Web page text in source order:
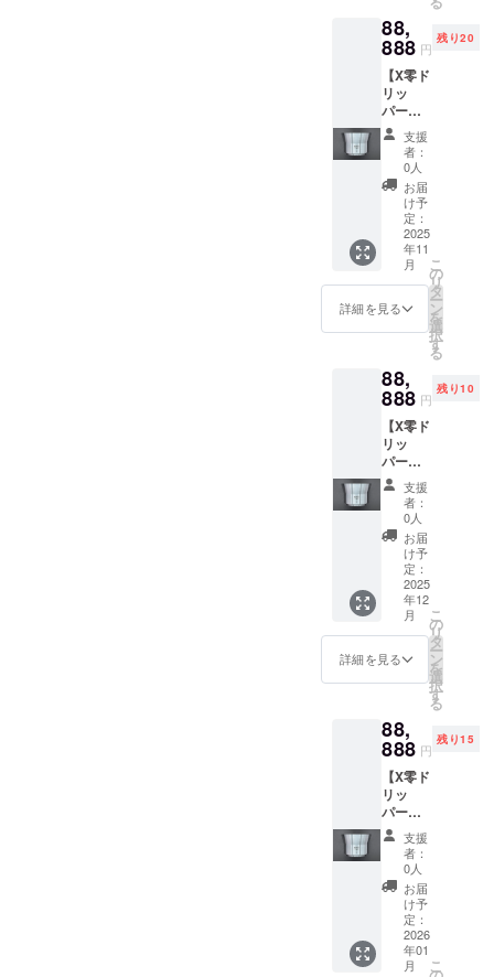
た場合
は、掲
載をお
断りす
る場合
がござ
いま
す。予
めご了
承くだ
さい。
する限
り掲載
・掲載
方法：
文字の
み／サ
イズ：
小／
2025年
09月〜
★H2Ox
ビュー
記念ス
テッ
カー(小)
・サイ
ズ：
◎備考
欄に以
下のご
記入を
お願い
しま
す。 ・
告知
ページ
に掲載
するお
名前 or
ニック
ネーム
※商品の
日本国
内に限
きま
す。 ※
お名前
or ニッ
クネー
ムで
あって
も公序
良俗に
反する
など当
方が相
応しく
ないと
(AT-1)
★H2Ox
零のデ
ビュー
告知
ページ
に支援
者様の
お名前
を掲載
しま
す。 ・
掲載期
間：
H2Ox零
デ
ビュー
する限
り掲載
・掲載
方法：
文字の
み／サ
イズ：
小／
2025年
09月〜
★H2Ox
ビュー
記念ス
テッ
カー(小)
・サイ
ズ：
◎備考
欄に以
下のご
記入を
お願い
しま
す。 ・
告知
ページ
に掲載
するお
名前 or
ニック
ネーム
(大)】
★X零ド
リッ
パー ・
Aタイプ
(オール
ヘアラ
イン仕
様) or B
タイプ
(部分研
磨仕
様：天
面＋中
面) ・数
量
：1点
D104×
H72mm
・重
量
：約
200g ・
アタッ
チメン
ト：2個
(AT-1,
AT-2) ★
試作ア
タッチ
メン
ト：2個
(AT-3,
AT-4)
★H2Ox
告知
ページ
に支援
者様の
お名前
を掲載
しま
す。 ・
掲載期
間：
H2Ox零
ビュー
告知
88,
888 円
残り20
【X零ド
リッ
パー
AorBタ
イプ＋
試作ア
タッチ
メント
＋デ
ビュー
告知
ページ
お名前
掲載(小)
＋ス
テッ
(大)】
★X零ド
リッ
パー ・
Aタイプ
(オール
ヘアラ
イン仕
様) or B
タイプ
(部分研
磨仕
様：天
面＋中
面) ・数
量
：1点
D104×
H72mm
・重
量
：約
200g ・
アタッ
チメン
ト：2個
(AT-1,
AT-2) ★
試作ア
タッチ
メン
支援
者：
0人
お届
け予
定：
2025
年11
月
詳細を見る
こ
の
リ
タ
ー
ン
を
選
択
す
る
88,
888 円
残り10
【X零ド
リッ
パー
AorBタ
イプ＋
試作ア
タッチ
メント
＋デ
ビュー
告知
ページ
お名前
掲載(小)
＋ス
テッ
(大)】
★X零ド
リッ
パー ・
Aタイプ
(オール
ヘアラ
イン仕
様) or B
タイプ
(部分研
磨仕
様：天
面＋中
面) ・数
支援
者：
0人
お届
け予
定：
2025
年12
月
詳細を見る
こ
の
リ
タ
ー
ン
を
選
択
す
る
88,
888 円
残り15
【X零ド
リッ
パー
AorBタ
イプ＋
試作ア
タッチ
メント
＋デ
ビュー
告知
ページ
支援
者：
0人
お届
け予
定：
2026
年01
月
こ